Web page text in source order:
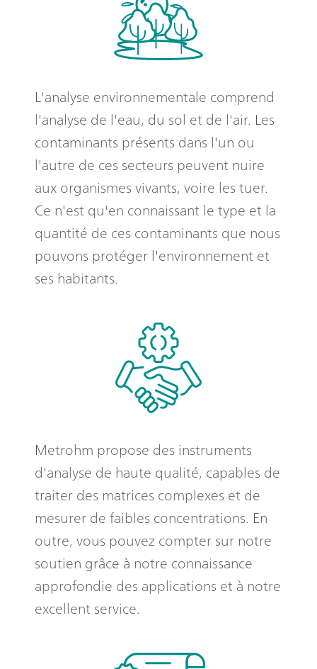
L'analyse environnementale comprend
l'analyse de l'eau, du sol et de l'air. Les
contaminants présents dans l'un ou
l'autre de ces secteurs peuvent nuire
aux organismes vivants, voire les tuer.
Ce n'est qu'en connaissant le type et la
quantité de ces contaminants que nous
pouvons protéger l'environnement et
ses habitants.
Metrohm propose des instruments
d'analyse de haute qualité, capables de
traiter des matrices complexes et de
mesurer de faibles concentrations. En
outre, vous pouvez compter sur notre
soutien grâce à notre connaissance
approfondie des applications et à notre
excellent service.